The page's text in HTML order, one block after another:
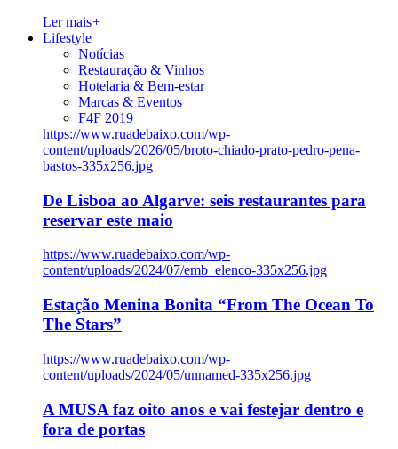
Ler mais+
Lifestyle
Notícias
Restauração & Vinhos
Hotelaria & Bem-estar
Marcas & Eventos
F4F 2019
https://www.ruadebaixo.com/wp-
content/uploads/2026/05/broto-chiado-prato-pedro-pena-
bastos-335x256.jpg
De Lisboa ao Algarve: seis restaurantes para
reservar este maio
https://www.ruadebaixo.com/wp-
content/uploads/2024/07/emb_elenco-335x256.jpg
Estação Menina Bonita “From The Ocean To
The Stars”
https://www.ruadebaixo.com/wp-
content/uploads/2024/05/unnamed-335x256.jpg
A MUSA faz oito anos e vai festejar dentro e
fora de portas